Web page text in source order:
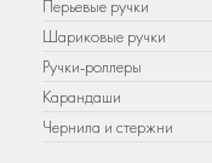
Перьевые ручки
Шариковые ручки
Ручки-роллеры
Карандаши
Чернила и стержни